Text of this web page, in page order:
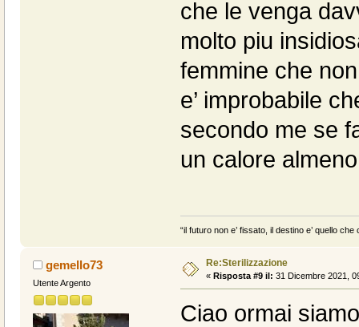
che le venga
molto piu
femmine che
e’ improbabile
secondo me se
un calore
“il futuro non e’ fissato, il destino e’ quello
gemello73
Utente Argento
Re:Sterilizzazione
« Risposta #9 il: 31 Dicembre 2021,
Ciao ormai